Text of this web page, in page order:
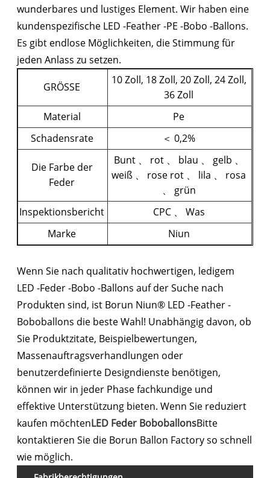
wunderbares und lustiges Element. Wir haben eine
kundenspezifische LED -Feather -PE -Bobo -Ballons.
Es gibt endlose Möglichkeiten, die Stimmung für
jeden Anlass zu setzen.
GRÖSSE
10 Zoll, 18 Zoll, 20 Zoll, 24 Zoll,
36 Zoll
Material
Pe
Schadensrate
＜ 0,2%
Die Farbe der
Feder
Bunt 、 rot 、 blau 、 gelb 、
weiß 、 rose rot 、 lila 、 rosa
、 grün
Inspektionsbericht
CPC 、 Was
Marke
Niun
Wenn Sie nach qualitativ hochwertigen, ledigem
LED -Feder -Bobo -Ballons auf der Suche nach
Produkten sind, ist Borun Niun® LED -Feather -
Boboballons die beste Wahl! Unabhängig davon, ob
Sie Produktzitate, Beispielbewertungen,
Massenauftragsverhandlungen oder
benutzerdefinierte Designdienste benötigen,
können wir in jeder Phase fachkundige und
effektive Unterstützung bieten. Wenn Sie reduziert
kaufen möchtenLED Feder BoboballonsBitte
kontaktieren Sie die Borun Ballon Factory so schnell
wie möglich.